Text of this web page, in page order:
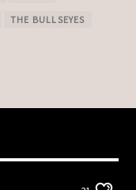
THE BULLSEYES